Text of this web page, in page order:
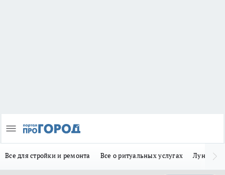
Все для стройки и ремонта Все о ритуальных услугах Лунно-